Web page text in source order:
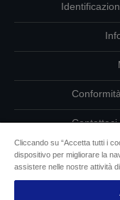
Cliccando su “Accetta tutti i
dispositivo per migliorare la
assistere nelle nostre attività